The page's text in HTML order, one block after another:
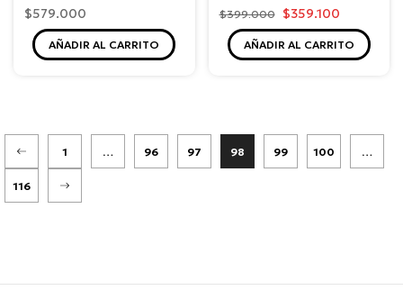
$579.000
AÑADIR AL CARRITO
$399.000 $359.100
AÑADIR AL CARRITO
1 … 96 97 98 99 100 …
116